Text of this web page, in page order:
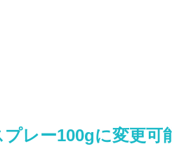
レー100gに変更可